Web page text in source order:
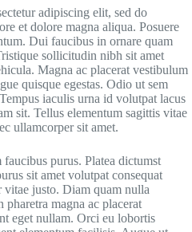
adipiscing elit, sed do
et dolore magna aliqua. Posuere
Dui faucibus in ornare quam
sollicitudin nibh sit amet
Magna ac placerat vestibulum
quisque egestas. Odio ut sem
iaculis urna id volutpat lacus
sit. Tellus elementum sagittis vitae
ullamcorper sit amet.
purus. Platea dictumst
sit amet volutpat consequat
vitae justo. Diam quam nulla
pharetra magna ac placerat
eget nullam. Orci eu lobortis